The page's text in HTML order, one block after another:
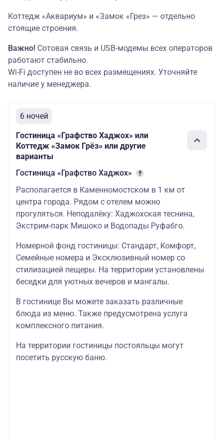
Коттедж «Аквариум» и «Замок «Грез» — отдельно
стоящие строения.
Важно! Сотовая связь и USB-модемы всех операторов
работают стабильно.
Wi-Fi доступен не во всех размещениях. Уточняйте
наличие у менеджера.
6 ночей
Гостиница «Графство Хаджох» или
Коттедж «Замок Грёз» или другие
варианты
Гостиница «Графство Хаджох»
Располагается в Каменномостском в 1 км от
центра города. Рядом с отелем можно
прогуляться. Неподалёку: Хаджохская теснина,
Экстрим-парк Мишоко и Водопады Руфабго.
Номерной фонд гостиницы: Стандарт, Комфорт,
Семейные номера и Эксклюзивный номер со
стилизацией пещеры. На территории установлены
беседки для уютных вечеров и мангалы.
В гостинице Вы можете заказать различные
блюда из меню. Также предусмотрена услуга
комплексного питания.
На территории гостиницы постояльцы могут
посетить русскую баню.